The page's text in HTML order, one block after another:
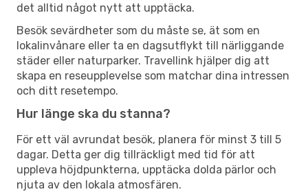
det alltid något nytt att upptäcka.
Besök sevärdheter som du måste se, ät som en
lokalinvånare eller ta en dagsutflykt till närliggande
städer eller naturparker. Travellink hjälper dig att
skapa en reseupplevelse som matchar dina intressen
och ditt resetempo.
Hur länge ska du stanna?
För ett väl avrundat besök, planera för minst 3 till 5
dagar. Detta ger dig tillräckligt med tid för att
uppleva höjdpunkterna, upptäcka dolda pärlor och
njuta av den lokala atmosfären.